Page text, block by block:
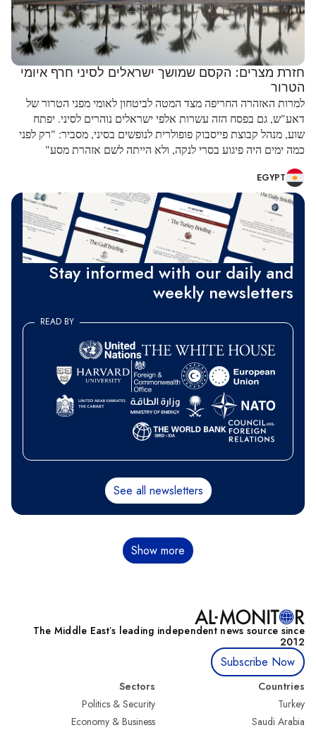
חזרת מצרים: הקסם שמושך ישראלים לסיני חרף איומי
הטרור
למרות האזהרה החריפה מצד המטה לביטחון לאומי מפני הטרור של
דאע"ש, גם בפסח הזה עשרות אלפי ישראלים נוהרים לסיני. יפתח
שוע, מנהל קבוצת פייסבוק פופולרית לנופשים בסיני, מסביר: "רק לפני
כמה ימים היה פיגוע בסרי לנקה, ולא הייתה לשם אזהרת מסע"
EGYPT
Stay informed with our daily and
weekly newsletters
READ BY
See all newsletters
Show more
The Middle Eastʼs leading independent news source since
2012
Subscribe Now
Countries
Turkey
Saudi Arabia
Sectors
Politics & Security
Economy & Business